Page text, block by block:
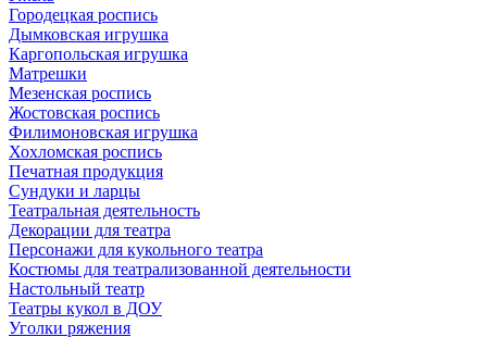
Городецкая роспись
Дымковская игрушка
Каргопольская игрушка
Матрешки
Мезенская роспись
Жостовская роспись
Филимоновская игрушка
Хохломская роспись
Печатная продукция
Сундуки и ларцы
Театральная деятельность
Декорации для театра
Персонажи для кукольного театра
Костюмы для театрализованной деятельности
Настольный театр
Театры кукол в ДОУ
Уголки ряжения